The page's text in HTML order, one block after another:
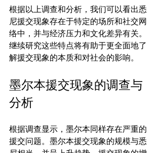
根据以上调查和分析，我们可以看出悉
尼援交现象存在于特定的场所和社交网
络中，并与经济压力和文化差异有关。
继续研究这些特点将有助于更全面地了
墨尔本援交现象的调查与
分析
根据调查显示，墨尔本同样存在严重的
援交问题。墨尔本援交现象的规模与悉